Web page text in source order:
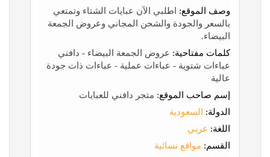
وصف الموقع: اطلبي الآن عبايات الشتاء وتمتعي
بالسعر والجودة والشحن المجاني وعروض الجمعة
البيضاء.
كلمات مفتاحية: عروض الجمعة البيضاء - دافني
عباءات شتوية - عباءات عملية - عباءات ذات جودة
عالية
إسم صاحب الموقع: متجر دافني للعبايات
الدولة:
السعودية
اللغة: عربي
القسم: مواقع نسائية